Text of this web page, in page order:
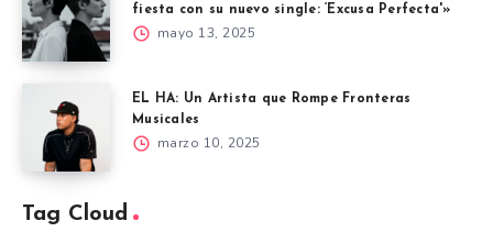
fiesta con su nuevo single: ‘Excusa Perfecta'»
mayo 13, 2025
EL HA: Un Artista que Rompe Fronteras
Musicales
marzo 10, 2025
Tag Cloud